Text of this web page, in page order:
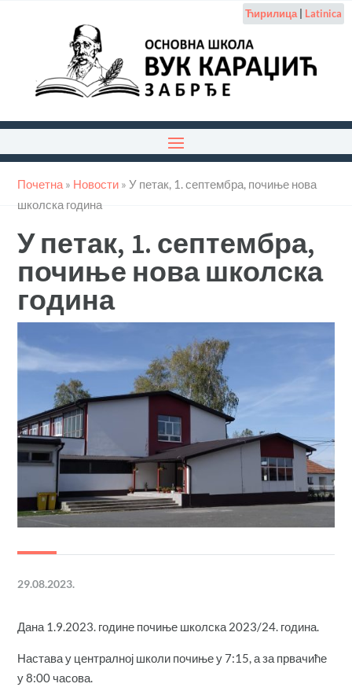
Ћирилица| Latinica
Почетна » Новости »У петак, 1. септембра, почиње нова
школска година
У петак, 1. септембра,
почиње нова школска
година
29.08.2023.
Дана 1.9.2023. године почиње школска 2023/24. година.
Настава у централној школи почиње у 7:15, а за првачиће
у 8:00 часова.